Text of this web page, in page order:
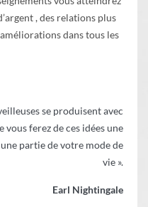
, des relations plus
dans tous les
se produisent avec
ferez de ces idées une
partie de votre mode de
vie ».
Earl Nightingale